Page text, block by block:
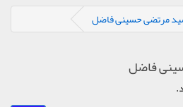
مرتضی حسینی فاضل
فاضل